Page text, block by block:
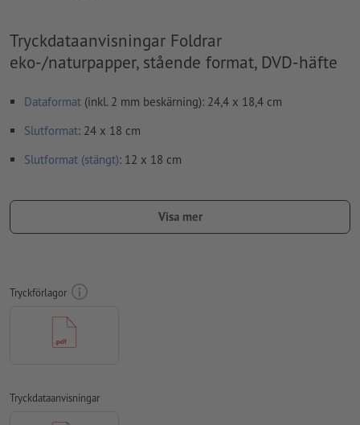
Tryckdataanvisningar Foldrar
eko-/naturpapper, stående format, DVD-häfte
Dataformat (inkl. 2 mm beskärning): 24,4 x 18,4 cm
Slutformat: 24 x 18 cm
Slutformat (stängt): 12 x 18 cm
Skapa inte tryckfiler för foldrar som enkelsidor, utan som
färdigmonterade inner- och yttersidor - se datablad
vi kan tyvärr inte alltid ta hänsyn till
För att motivet i den färdiga trycktprodukten inte ska hamna
upp och ner, ska man i tryckdata ta hänsyn till
grund av trimning. Vi rekommenderar överlappande färger
Visa mer
Tryckförlagor
Tryckdataanvisningar